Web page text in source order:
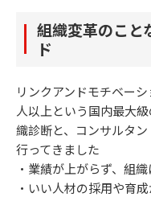
組織変革のこと
ド
リンクアンドモチベー
人以上という国内最大
織診断と、コンサルタ
行ってきました
・業績が上がらず、組
・いい人材の採用や育